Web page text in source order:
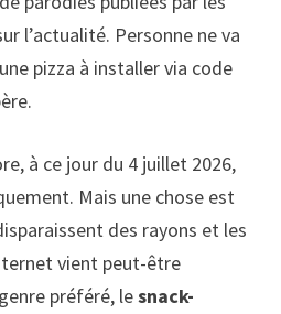
l’actualité. Personne ne va
pizza à installer via code
à ce jour du 4 juillet 2026,
Mais une chose est
des rayons et les
vient peut-être
préféré, lesnack-